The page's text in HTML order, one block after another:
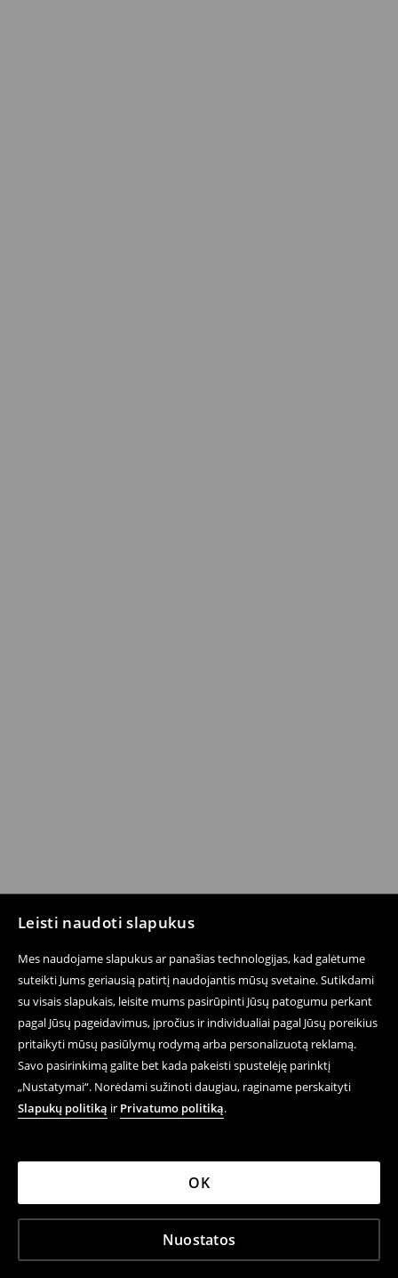
Leisti naudoti slapukus
Mes naudojame slapukus ar panašias technologijas, kad galėtume
suteikti Jums geriausią patirtį naudojantis mūsų svetaine. Sutikdami
su visais slapukais, leisite mums pasirūpinti Jūsų patogumu perkant
pagal Jūsų pageidavimus, įpročius ir individualiai pagal Jūsų poreikius
pritaikyti mūsų pasiūlymų rodymą arba personalizuotą reklamą.
Savo pasirinkimą galite bet kada pakeisti spustelėję parinktį
„Nustatymai“. Norėdami sužinoti daugiau, raginame perskaityti
Slapukų politiką ir Privatumo politiką.
Nuostatos
OK